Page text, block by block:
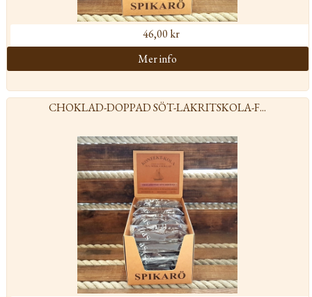
46,00 kr
CHOKLAD-DOPPAD SÖT-LAKRITSKOLA-F...